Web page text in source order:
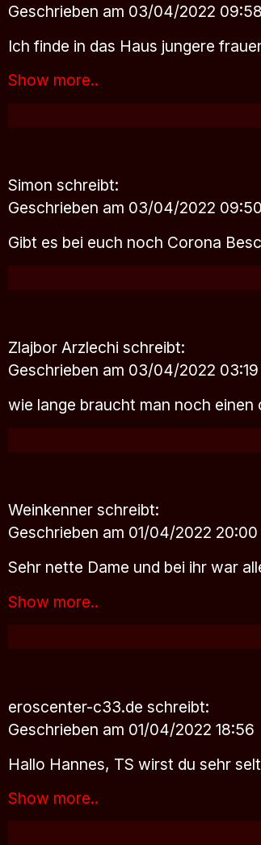
Geschrieben am 03/04/2022 09:58
Ich finde in das Haus jungere
Show more..
Simon schreibt:
Geschrieben am 03/04/2022 09:50
Gibt es bei euch noch Corona
Zlajbor Arzlechi schreibt:
Geschrieben am 03/04/2022 03:19
wie lange braucht man noch
Weinkenner schreibt:
Geschrieben am 01/04/2022 20:00
Sehr nette Dame und bei ihr war
Show more..
eroscenter-c33.de schreibt:
Geschrieben am 01/04/2022 18:56
Hallo Hannes, TS wirst du sehr
Show more..